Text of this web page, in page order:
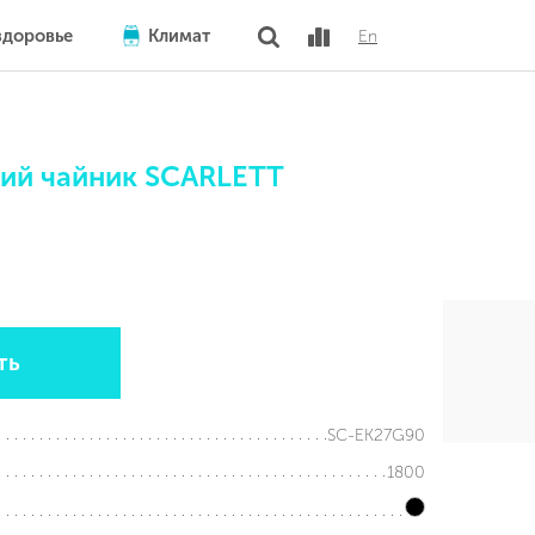
Климат En
чайник SCARLETT
SC-EK27G90
1800